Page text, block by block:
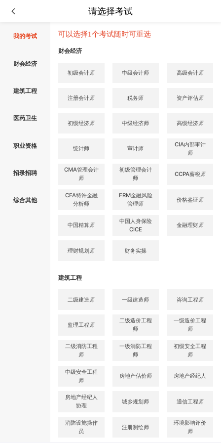
请选择考试
我的考试
财会经济
建筑工程
医药卫生
职业资格
招录招聘
综合其他
可以选择1个考试随时可重选
财会经济
初级会计师 中级会计师 高级会计师
注册会计师 税务师 资产评估师
初级经济师 中级经济师 高级经济师
统计师 审计师
CIA内部审计
师
CMA管理会计
师
初级管理会计
师
CCPA薪税师
CFA特许金融
分析师
FRM金融风险
管理师
价格鉴证师
中国精算师
中国人身保险
CICE
金融理财师
理财规划师 财务实操
建筑工程
二级建造师 一级建造师 咨询工程师
监理工程师
二级造价工程
师
一级造价工程
师
二级消防工程
师
一级消防工程
师
初级安全工程
师
中级安全工程
师
房地产估价师 房地产经纪人
房地产经纪人
协理
城乡规划师 通信工程师
消防设施操作
员
注册测绘师
环境影响评价
师